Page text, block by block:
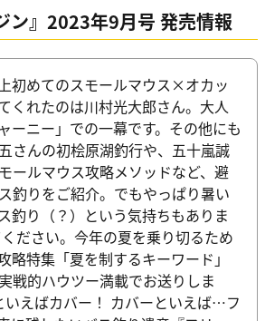
ン』2023年9月号 発売情報
初めてのスモールマウス×オカッ
くれたのは川村光大郎さん。大人
ーニー」での一幕です。その他にも
さんの初桧原湖釣行や、五十嵐誠
ールマウス攻略メソッドなど、避
釣りをご紹介。でもやっぱり暑い
釣り（？）という気持ちもありま
ださい。今年の夏を乗り切るため
略特集「夏を制するキーワード」
戦的ハウツー満載でお送りしま
いえばカバー！ カバーといえば…フ